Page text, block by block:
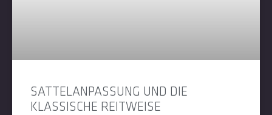
SATTELANPASSUNG UND DIE
KLASSISCHE REITWEISE